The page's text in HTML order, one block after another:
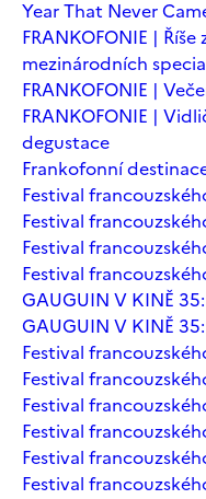
Year That Never
FRANKOFONIE |
mezinárodních
FRANKOFONIE |
FRANKOFONIE |
degustace
Frankofonní
Festival
Festival
Festival
Festival
GAUGUIN V KINĚ
GAUGUIN V KINĚ
Festival
Festival
Festival
Festival
Festival
Festival